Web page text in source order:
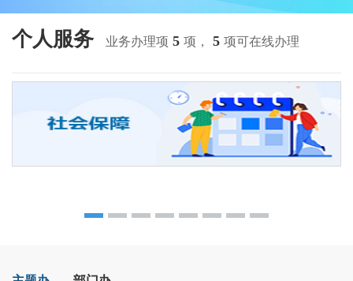
个人服务 业务办理项 5 项， 5 项可在线办理